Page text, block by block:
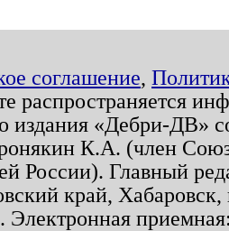
соглашение,
распространяется
издания «Дебри-ДВ»
К.А. (член
России). Главный
край,
Электронная